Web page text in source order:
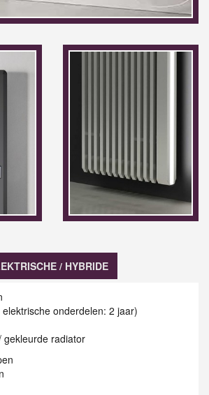
/ HYBRIDE
onderdelen: 2 jaar)
gekleurde radiator